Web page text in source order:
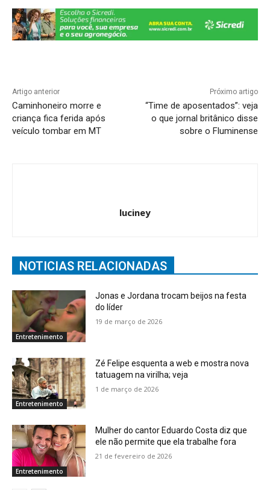
k
Artigo anterior
Caminhoneiro morre e
criança fica ferida após
veículo tombar em MT
Próximo artigo
“Time de aposentados”: veja
o que jornal britânico disse
sobre o Fluminense
luciney
NOTICIAS RELACIONADAS
Entretenimento
Jonas e Jordana trocam beijos na festa
do líder
19 de março de 2026
Entretenimento
Zé Felipe esquenta a web e mostra nova
tatuagem na virilha; veja
1 de março de 2026
Entretenimento
Mulher do cantor Eduardo Costa diz que
ele não permite que ela trabalhe fora
21 de fevereiro de 2026